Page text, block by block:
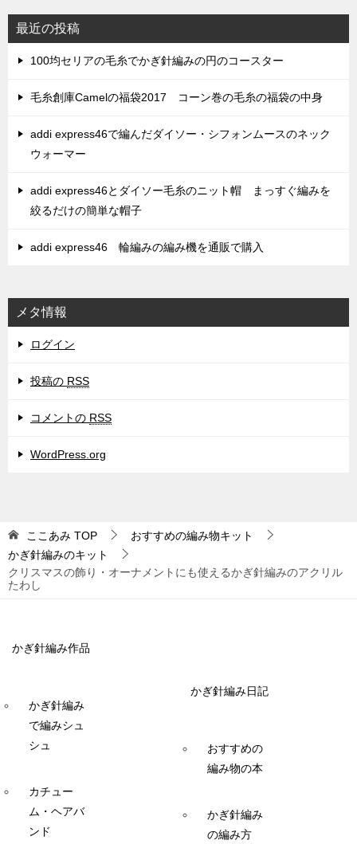
最近の投稿
100均セリアの毛糸でかぎ針編みの円のコースター
毛糸創庫Camelの福袋2017 コーン巻の毛糸の福袋の中身
addi express46で編んだダイソー・シフォンムースのネック
ウォーマー
addi express46とダイソー毛糸のニット帽 まっすぐ編みを
絞るだけの簡単な帽子
addi express46 輪編みの編み機を通販で購入
メタ情報
ログイン
投稿の RSS
コメントの RSS
WordPress.org
ここあみ TOP
おすすめの編み物キット
かぎ針編みのキット
クリスマスの飾り・オーナメントにも使えるかぎ針編みのアクリル
たわし
かぎ針編み作品
かぎ針編み
で編みシュ
シュ
カチュー
ム・ヘアバ
ンド
かぎ針編み日記
おすすめの
編み物の本
かぎ針編み
の編み方